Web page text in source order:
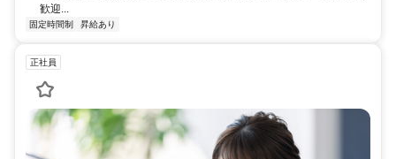
歓迎...
固定時間制 昇給あり
正社員